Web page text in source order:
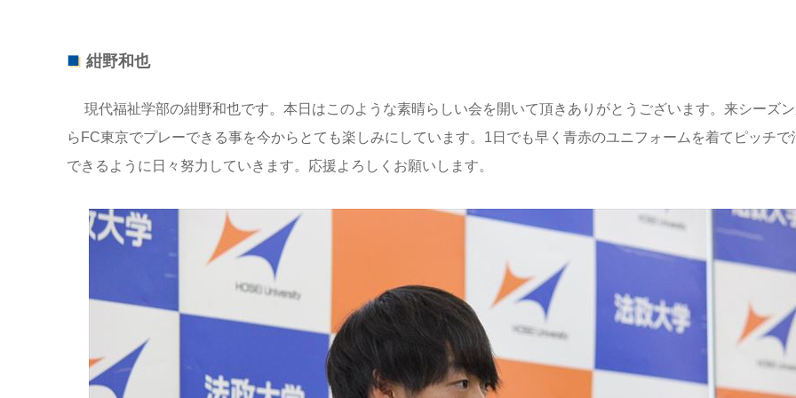
紺野和也
現代福祉学部の紺野和也です。本日はこのような素晴らしい会を開いて頂きありがとうございます。来シーズ
らFC東京でプレーできる事を今からとても楽しみにしています。1日でも早く青赤のユニフォームを着てピッチで
できるように日々努力していきます。応援よろしくお願いします。